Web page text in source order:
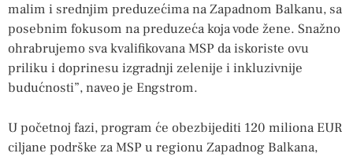
malim i srednjim preduzećima na Zapadnom Balkanu, sa
posebnim fokusom na preduzeća koja vode žene. Snažno
ohrabrujemo sva kvalifikovana MSP da iskoriste ovu
priliku i doprinesu izgradnji zelenije i inkluzivnije
budućnosti”, naveo je Engstrom.
U početnoj fazi, program će obezbijediti 120 miliona EUR
ciljane podrške za MSP u regionu Zapadnog Balkana,